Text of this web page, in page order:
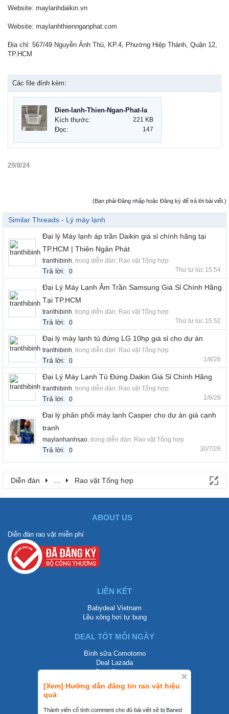
[Xem] Hưỡng dẫn đăng tin rao vặt hiệu
quả
Thành viên cố tình comment cho đủ bài viêt sẽ bị Baned
Website: maylanhdaikin.vn
Website: maylanhthiennganphat.com
Địa chỉ: 567/49 Nguyễn Ảnh Thủ, KP.4, Phường Hiệp Thành, Quận 12,
TP.HCM
Các file đính kèm:
Kích thước: 221 KB
Đọc: 147
29/8/24
(Bạn phải Đăng nhập hoặc Đăng ký để trả lời bài viết.)
Similar Threads - Lý máy lạnh
Đại lý Máy lạnh áp trần Daikin giá sỉ chính hãng tại
TP.HCM | Thiên Ngân Phát
tranthibinh, trong diễn đàn: Rao vặt Tổng hợp
Trả lời: 0 Thứ tư lúc 15:54
Đại Lý Máy Lạnh Âm Trần Samsung Giá Sỉ Chính Hãng
Tại TP.HCM
tranthibinh, trong diễn đàn: Rao vặt Tổng hợp
Trả lời: 0 Thứ tư lúc 15:52
Đại lý máy lạnh tủ đứng LG 10hp giá sỉ cho dự án
tranthibinh, trong diễn đàn: Rao vặt Tổng hợp
Trả lời: 0 1/8/26
Đại Lý Máy Lạnh Tủ Đứng Daikin Giá Sỉ Chính Hãng
tranthibinh, trong diễn đàn: Rao vặt Tổng hợp
Trả lời: 0 1/8/26
Đại lý phân phối máy lạnh Casper cho dự án giá cạnh
tranh
maylanhanhsao, trong diễn đàn: Rao vặt Tổng hợp
Trả lời: 0 30/7/26
Diễn đàn ... Rao vặt Tổng hợp
ABOUT US
Diễn đàn rao vặt miễn phí
LIÊN KẾT
Babydeal Vietnam
Lều xông hơi tự bung
DEAL TỐT MỖI NGÀY
Bình sữa Comotomo
Deal Lazada
Deal Shopee
LIÊN HỆ
0858002468